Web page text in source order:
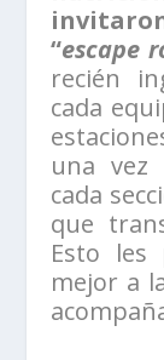
“escape
recién
cada
una vez
cada
que
Esto les
mejor a